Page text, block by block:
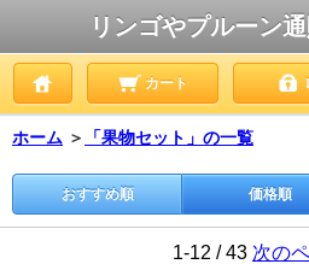
リンゴやプルーン
カート
ホーム ＞ 「果物セット」の一覧
おすすめ順 価格順
1-12 / 43 次の